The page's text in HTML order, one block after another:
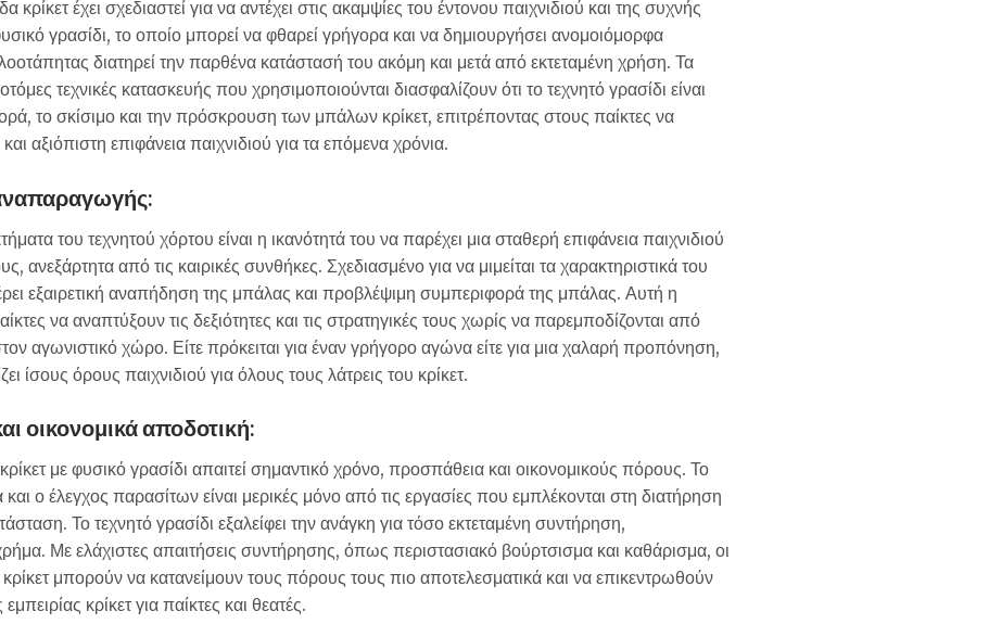
κρίκετ έχει σχεδιαστεί για να αντέχει στις ακαμψίες του έντονου παιχνιδιού και της συχνής
γρασίδι, το οποίο μπορεί να φθαρεί γρήγορα και να δημιουργήσει ανομοιόμορφα
διατηρεί την παρθένα κατάστασή του ακόμη και μετά από εκτεταμένη χρήση. Τα
τεχνικές κατασκευής που χρησιμοποιούνται διασφαλίζουν ότι το τεχνητό γρασίδι είναι
το σκίσιμο και την πρόσκρουση των μπάλων κρίκετ, επιτρέποντας στους παίκτες να
αξιόπιστη επιφάνεια παιχνιδιού για τα επόμενα χρόνια.
του τεχνητού χόρτου είναι η ικανότητά του να παρέχει μια σταθερή επιφάνεια παιχνιδιού
ανεξάρτητα από τις καιρικές συνθήκες. Σχεδιασμένο για να μιμείται τα χαρακτηριστικά του
εξαιρετική αναπήδηση της μπάλας και προβλέψιμη συμπεριφορά της μπάλας. Αυτή η
να αναπτύξουν τις δεξιότητες και τις στρατηγικές τους χωρίς να παρεμποδίζονται από
αγωνιστικό χώρο. Είτε πρόκειται για έναν γρήγορο αγώνα είτε για μια χαλαρή προπόνηση,
ίσους όρους παιχνιδιού για όλους τους λάτρεις του κρίκετ.
οικονομικά αποδοτική:
με φυσικό γρασίδι απαιτεί σημαντικό χρόνο, προσπάθεια και οικονομικούς πόρους. Το
ο έλεγχος παρασίτων είναι μερικές μόνο από τις εργασίες που εμπλέκονται στη διατήρηση
Το τεχνητό γρασίδι εξαλείφει την ανάγκη για τόσο εκτεταμένη συντήρηση,
Με ελάχιστες απαιτήσεις συντήρησης, όπως περιστασιακό βούρτσισμα και καθάρισμα, οι
κρίκετ μπορούν να κατανείμουν τους πόρους τους πιο αποτελεσματικά και να επικεντρωθούν
κρίκετ για παίκτες και θεατές.